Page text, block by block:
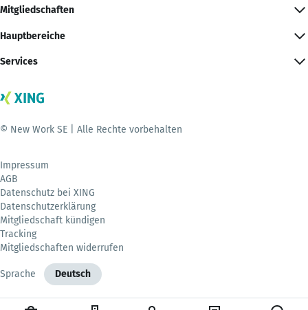
Mitgliedschaften
Hauptbereiche
Services
© New Work SE | Alle Rechte vorbehalten
Impressum
AGB
Datenschutz bei XING
Datenschutzerklärung
Mitgliedschaft kündigen
Tracking
Mitgliedschaften widerrufen
Sprache Deutsch